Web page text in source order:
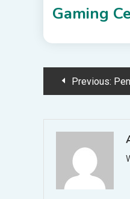
Gaming
PostPrevious: